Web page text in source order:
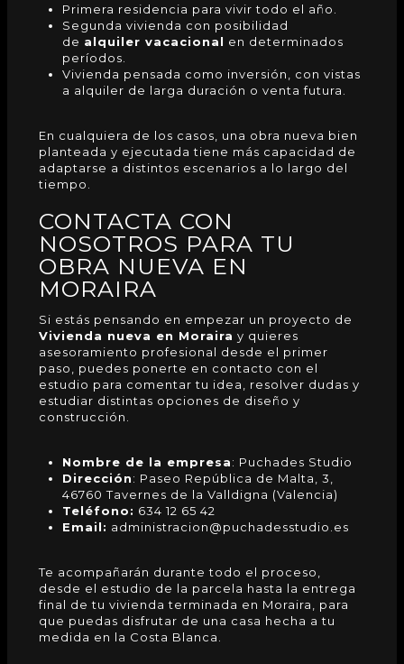
Primera residencia para vivir todo el año.
Segunda vivienda con posibilidad
de alquiler vacacional en determinados
períodos.
Vivienda pensada como inversión, con vistas
a alquiler de larga duración o venta futura.
En cualquiera de los casos, una obra nueva bien
planteada y ejecutada tiene más capacidad de
adaptarse a distintos escenarios a lo largo del
tiempo.
CONTACTA CON
NOSOTROS PARA TU
OBRA NUEVA EN
MORAIRA
Si estás pensando en empezar un proyecto de
Vivienda nueva en Moraira y quieres
asesoramiento profesional desde el primer
paso, puedes ponerte en contacto con el
estudio para comentar tu idea, resolver dudas y
estudiar distintas opciones de diseño y
construcción.
Nombre de la empresa: Puchades Studio
Dirección: Paseo República de Malta, 3,
46760 Tavernes de la Valldigna (Valencia)
Teléfono: 634 12 65 42
Email: administracion@puchadesstudio.es
Te acompañarán durante todo el proceso,
desde el estudio de la parcela hasta la entrega
final de tu vivienda terminada en Moraira, para
que puedas disfrutar de una casa hecha a tu
medida en la Costa Blanca.